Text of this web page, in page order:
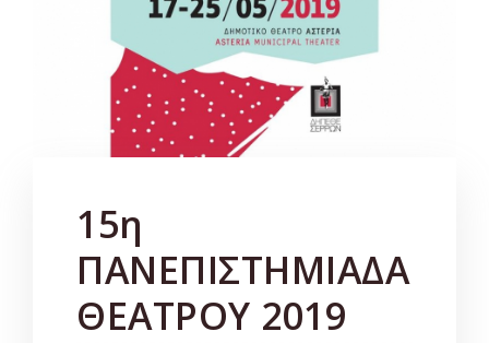
15η
ΠΑΝΕΠΙΣΤΗΜΙΑΔΑ
ΘΕΑΤΡΟΥ 2019